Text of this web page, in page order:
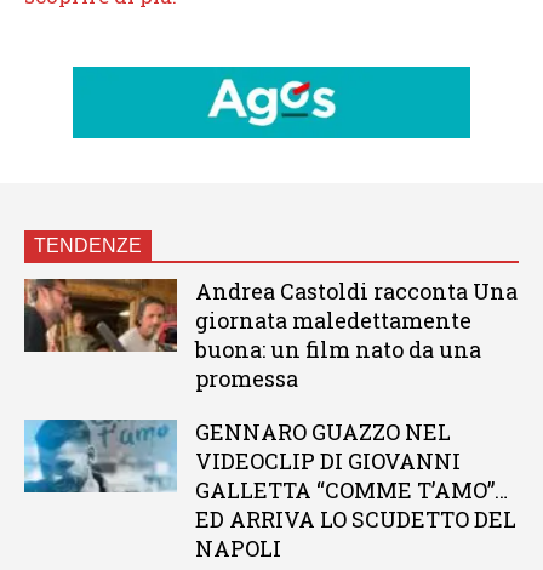
TENDENZE
Andrea Castoldi racconta Una
giornata maledettamente
buona: un film nato da una
promessa
GENNARO GUAZZO NEL
VIDEOCLIP DI GIOVANNI
GALLETTA “COMME T’AMO”…
ED ARRIVA LO SCUDETTO DEL
NAPOLI